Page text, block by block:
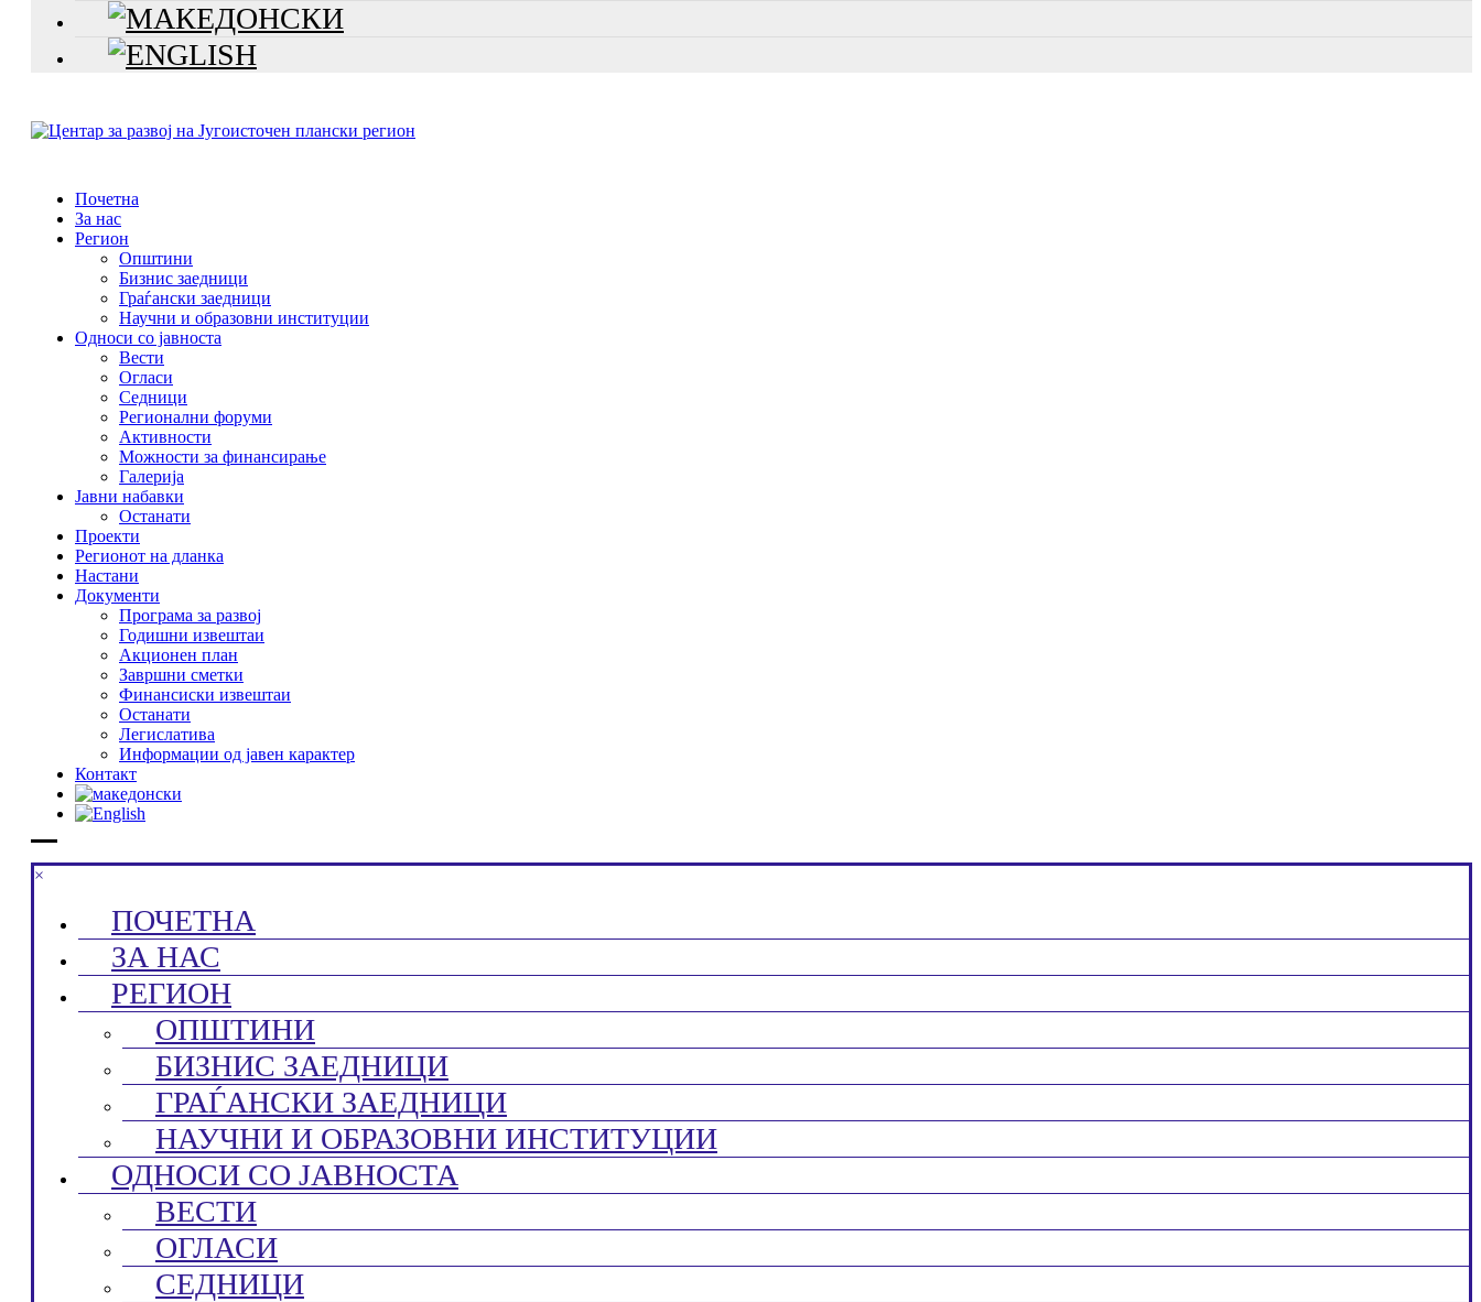
Почетна
За нас
Регион
Општини
Бизнис заедници
Граѓански заедници
Научни и образовни институции
Односи со јавноста
Вести
Огласи
Седници
Регионални форуми
Активности
Можности за финансирање
Галерија
Јавни набавки
Останати
Проекти
Регионот на дланка
Настани
Документи
Програма за развој
Годишни извештаи
Акционен план
Завршни сметки
Финансиски извештаи
Останати
Легислатива
Информации од јавен карактер
Контакт
×
ПОЧЕТНА
ЗА НАС
РЕГИОН
ОПШТИНИ
БИЗНИС ЗАЕДНИЦИ
ГРАЃАНСКИ ЗАЕДНИЦИ
НАУЧНИ И ОБРАЗОВНИ ИНСТИТУЦИИ
ОДНОСИ СО ЈАВНОСТА
ВЕСТИ
ОГЛАСИ
СЕДНИЦИ